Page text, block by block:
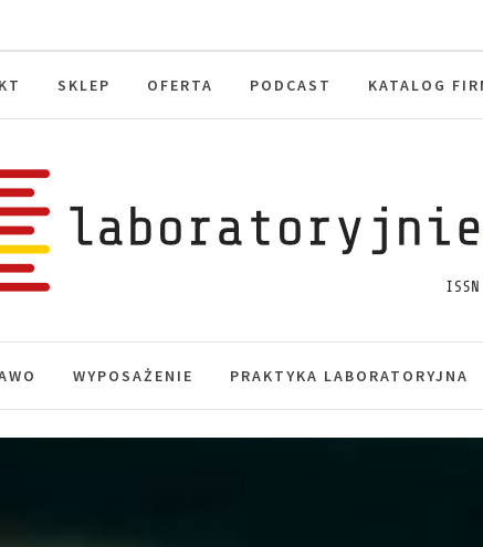
SKLEP OFERTA PODCAST KATALOG
WYPOSAŻENIE PRAKTYKA LABORATORYJNA